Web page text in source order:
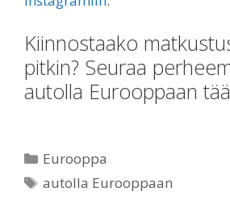
Kiinnostaako
pitkin? Seuraa
autolla Eurooppaan
Categories
Eurooppa
Tags
autolla Eurooppaan